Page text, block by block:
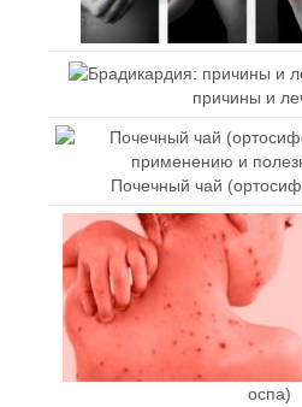
причины и
Почечный чай
оспа)